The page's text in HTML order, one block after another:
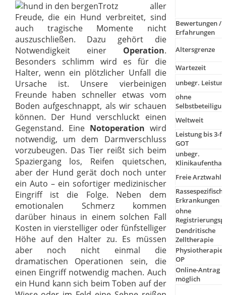
Trotz aller
Freude, die ein Hund verbreitet, sind
auch tragische Momente nicht
auszuschließen. Dazu gehört die
Notwendigkeit einer Operation.
Besonders schlimm wird es für die
Halter, wenn ein plötzlicher Unfall die
Ursache ist. Unsere vierbeinigen
Freunde haben schneller etwas vom
Boden aufgeschnappt, als wir schauen
können. Der Hund verschluckt einen
Gegenstand. Eine Notoperation wird
notwendig, um dem Darmverschluss
vorzubeugen. Das Tier reißt sich beim
Spaziergang los, Reifen quietschen,
aber der Hund gerät doch noch unter
ein Auto – ein sofortiger medizinischer
Eingriff ist die Folge. Neben dem
emotionalen Schmerz kommen
darüber hinaus in einem solchen Fall
Kosten in vierstelliger oder fünfstelliger
Höhe auf den Halter zu. Es müssen
aber noch nicht einmal die
dramatischen Operationen sein, die
einen Eingriff notwendig machen. Auch
ein Hund kann sich beim Toben auf der
Bewertungen /
Erfahrungen
Altersgrenze
Wartezeit
unbegr.
ohne
Weltweit
Leistung bis 3-
GOT
unbegr.
Freie Arztwahl
Erkrankungen
ohne
Dendritische
Zelltherapie
Physiotherapie
OP
Online-Antrag
möglich